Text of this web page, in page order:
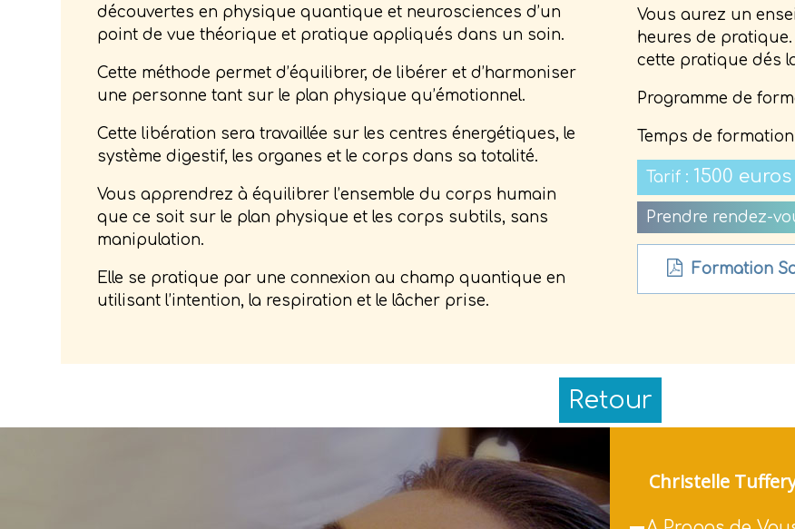
découvertes en physique quantique et neurosciences d’un
point de vue théorique et pratique appliqués dans un soin.
Cette méthode permet d’équilibrer, de libérer et d’harmoniser
une personne tant sur le plan physique qu’émotionnel.
Cette libération sera travaillée sur les centres énergétiques, le
système digestif, les organes et le corps dans sa totalité.
Vous apprendrez à équilibrer l’ensemble du corps humain
que ce soit sur le plan physique et les corps subtils, sans
manipulation.
Elle se pratique par une connexion au champ quantique en
utilisant l’intention, la respiration et le lâcher prise.
Vous aurez un
heures de
cette pratique dés
Programme de
Temps de formation
Tarif : 1500 euros
Prendre rendez-
Formation
Retour
Christelle